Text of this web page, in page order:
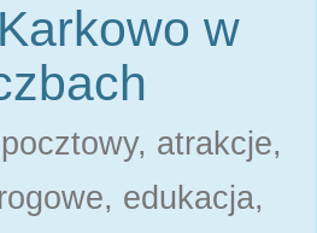
w
atrakcje,
edukacja,